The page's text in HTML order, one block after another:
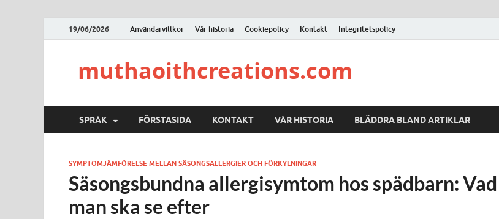
19/06/2026 Användarvillkor Vår historia Cookiepolicy Kontakt Integritetspolicy
muthaoithcreations.com
SPRÅK FÖRSTASIDA KONTAKT VÅR HISTORIA BLÄDDRA BLAND ARTIKLAR
SYMPTOMJÄMFÖRELSE MELLAN SÄSONGSALLERGIER OCH FÖRKYLNINGAR
Säsongsbundna allergisymtom hos spädbarn: Vad
man ska se efter